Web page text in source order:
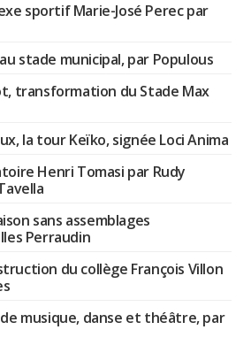
sportif Marie-José Perec par
stade municipal, par Populous
transformation du Stade Max
la tour Keïko, signée Loci Anima
Henri Tomasi par Rudy
sans assemblages
Perraudin
du collège François Villon
de musique, danse et théâtre, par